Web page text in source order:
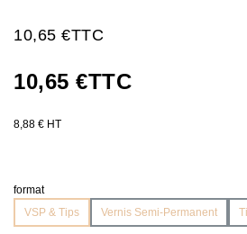
10,65 €TTC
10,65 €TTC
8,88 € HT
format
VSP & Tips
Vernis Semi-Permanent